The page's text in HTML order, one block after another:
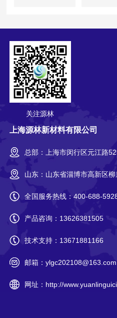
关注源林
上海源林新材料有限公司
总部：上海市闵行区元江路
山东：山东省淄博市高新区
全国服务热线： 400-688-
产品咨询： 13626381505
技术支持： 13671881166
邮箱： ylgc202108@163.com
网址： http://